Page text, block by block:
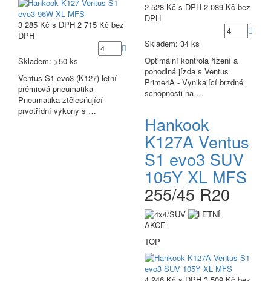
3 285 Kč s DPH 2 715 Kč bez
DPH
Skladem: >50 ks
Ventus S1 evo3 (K127) letní
prémiová pneumatika
Pneumatika ztělesňující
prvotřídní výkony s …
2 528 Kč s DPH 2 089 Kč bez
DPH
Skladem: 34 ks
Optimální kontrola řízení a
pohodlná jízda s Ventus
Prime4A - Vynikající brzdné
schopnosti na …
Hankook
K127A Ventus
S1 evo3 SUV
105Y XL MFS
255/45 R20
AKCE
TOP